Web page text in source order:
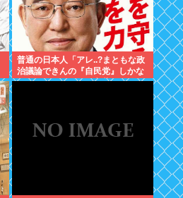
普通の日本人「アレ..?まともな政
治議論できんの『自民党』しかな
くね？左って下品な言葉しか使え